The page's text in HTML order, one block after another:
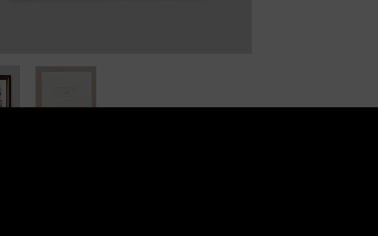
. Queenman, w swoim charakterystycznym stylu,